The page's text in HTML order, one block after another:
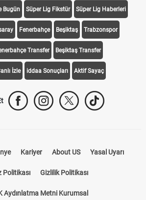
Bugün Süper Lig Fikstür Süper Lig Haberleri
Fenerbahçe Beşiktaş Trabzonspor
Transfer Beşiktaş Transfer
İzle iddaa Sonuçları Aktif Sayaç